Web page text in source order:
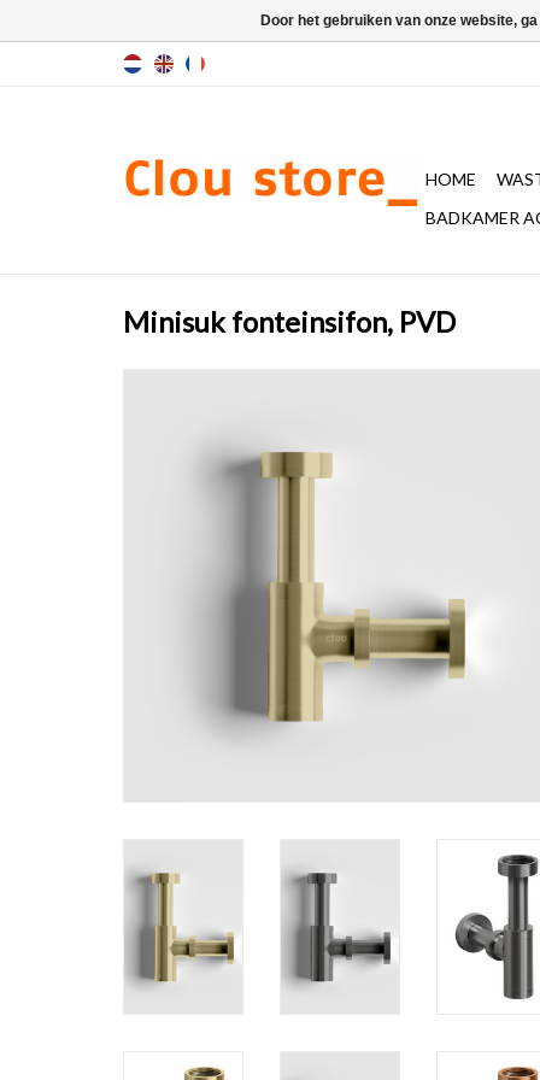
HOME
BADKAMER
Minisuk fonteinsifon, PVD
Door het gebruiken van onze website,